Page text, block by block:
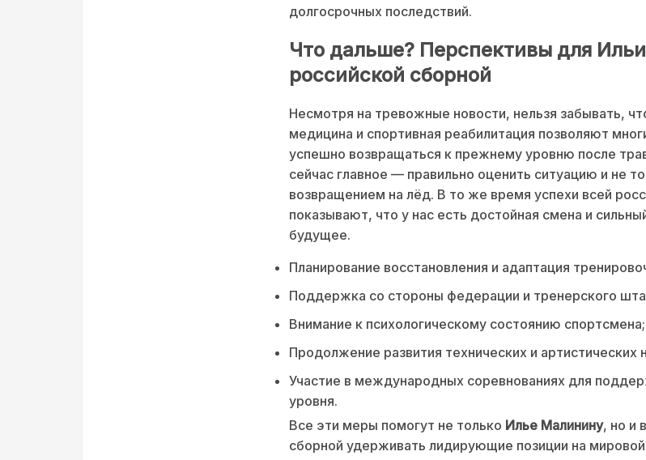
долгосрочных последствий.
Что дальше? Перспективы для
российской сборной
Несмотря на тревожные новости, нельзя забывать,
медицина и спортивная реабилитация позволяют
успешно возвращаться к прежнему уровню после
сейчас главное — правильно оценить ситуацию и не
возвращением на лёд. В то же время успехи всей
показывают, что у нас есть достойная смена и
будущее.
Планирование восстановления и адаптация
Поддержка со стороны федерации и тренерского
Внимание к психологическому состоянию спортсмена;
Продолжение развития технических и артистических
Участие в международных соревнованиях для
уровня.
Все эти меры помогут не только Илье Малинину, но и
сборной удерживать лидирующие позиции на